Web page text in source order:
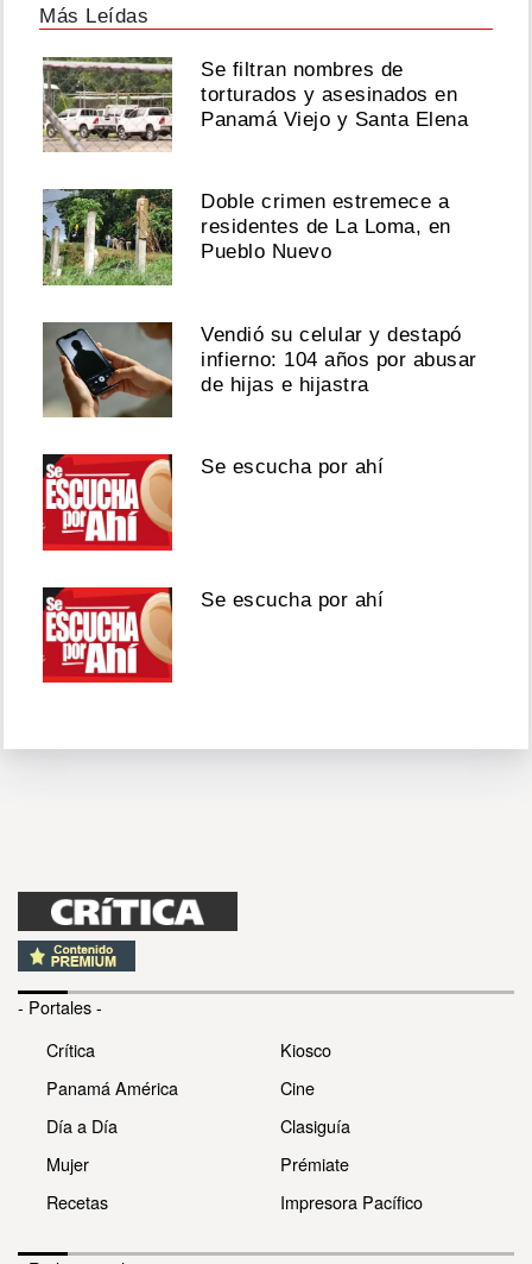
Más Leídas
Se filtran nombres de
torturados y asesinados en
Panamá Viejo y Santa Elena
Doble crimen estremece a
residentes de La Loma, en
Pueblo Nuevo
Vendió su celular y destapó
infierno: 104 años por abusar
de hijas e hijastra
Se escucha por ahí
Se escucha por ahí
- Portales -
Crítica
Panamá América
Día a Día
Mujer
Recetas
Kiosco
Cine
Clasiguía
Prémiate
Impresora Pacífico